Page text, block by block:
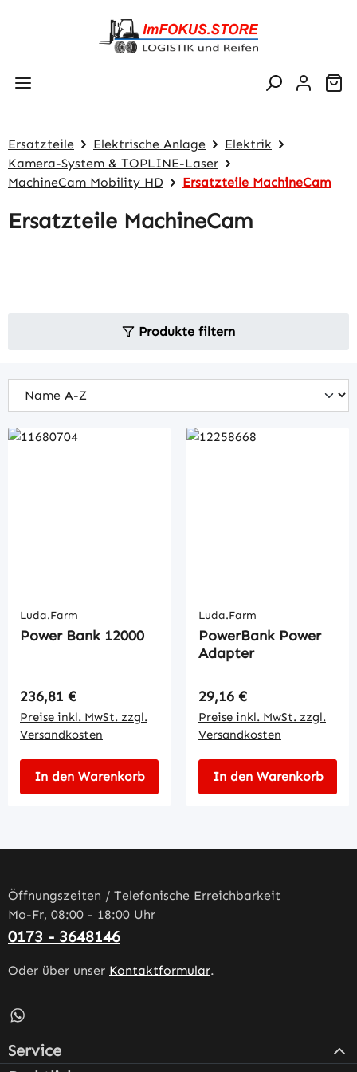
Zum Hauptinhalt springen
Ersatzteile Elektrische Anlage
Elektrik
Kamera-System & TOPLINE-Laser
MachineCam Mobility HD
Ersatzteile MachineCam
Ersatzteile MachineCam
Produkte filtern
Luda.Farm
Power Bank 12000
Regulärer Preis:
236,81 €
Preise inkl. MwSt. zzgl.
Versandkosten
In den Warenkorb
Luda.Farm
PowerBank Power
Adapter
Regulärer Preis:
29,16 €
Preise inkl. MwSt. zzgl.
Versandkosten
In den Warenkorb
Öffnungszeiten / Telefonische Erreichbarkeit
Mo-Fr, 08:00 - 18:00 Uhr
0173 - 3648146
Oder über unser Kontaktformular.
Schreib uns auf WhatsApp – öffnet in neuem Tab
Service